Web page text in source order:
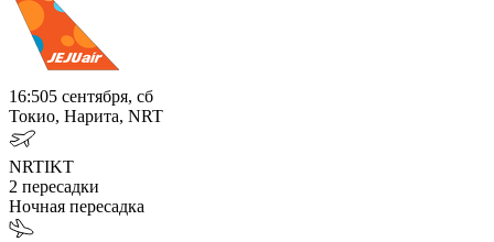
16:505 сентября, сб
Токио, Нарита, NRT
NRTIKT
2 пересадки
Ночная пересадка